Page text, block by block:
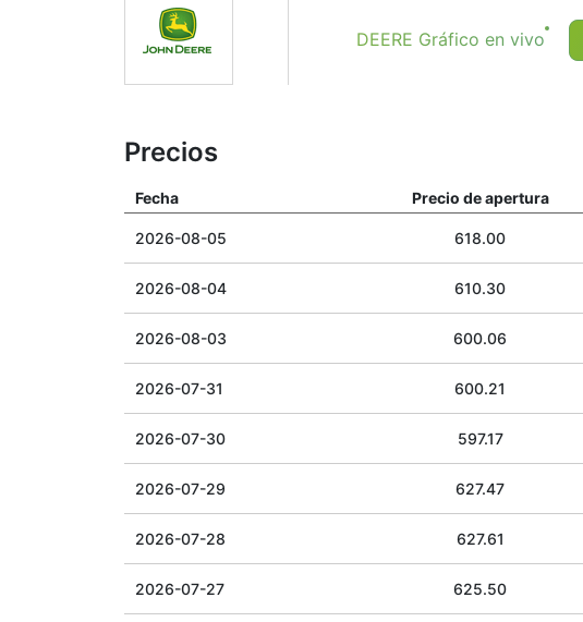
DEERE Gráfico en vivo
Precios
Fecha Precio de apertura
2026-08-05 618.00
2026-08-04 610.30
2026-08-03 600.06
2026-07-31 600.21
2026-07-30 597.17
2026-07-29 627.47
2026-07-28 627.61
2026-07-27 625.50